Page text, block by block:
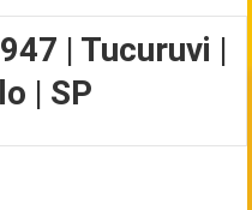
| Tucuruvi |
| SP